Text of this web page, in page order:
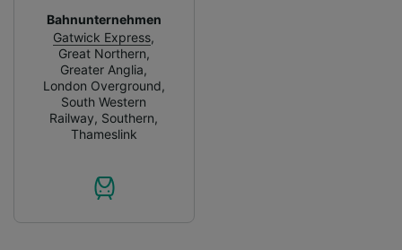
Bahnunternehmen
Gatwick Express,
Great Northern,
Greater Anglia,
London Overground,
South Western
Railway, Southern,
Thameslink
Surfverhalten nicht zu verfolgen.
Wir und unsere Partner verarbeiten Daten, um
Folgendes bereitzustellen:
Verwendung genauer Standortdaten.
Endgeräteeigenschaften zur Identifikation
aktiv abfragen. Speichern von oder Zugriff auf
Personalisierte Werbung und Inhalte, Messung
von Werbeleistung und der Performance von
Entwicklung und Verbesserung von